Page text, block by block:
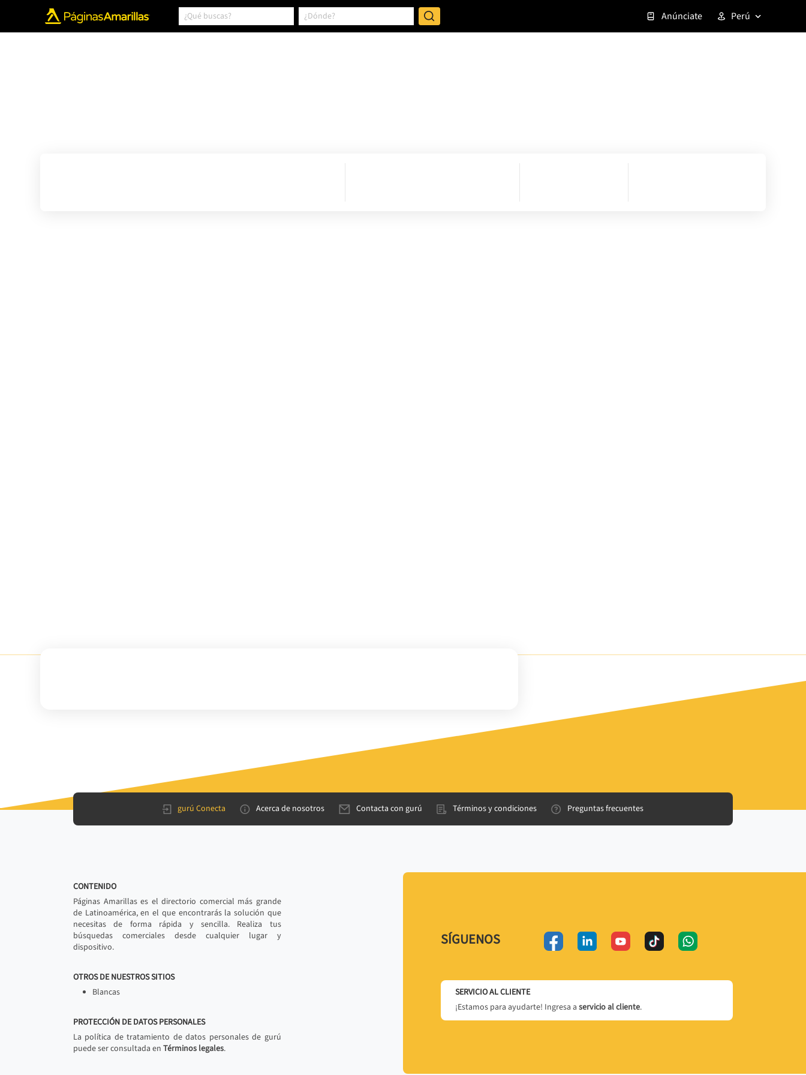
Anúnciate Perú
gurú Conecta Acerca de nosotros Contacta con gurú Términos y condiciones Preguntas frecuentes
CONTENIDO
Páginas Amarillas es el directorio comercial más grande
de Latinoamérica, en el que encontrarás la solución que
necesitas de forma rápida y sencilla. Realiza tus
búsquedas comerciales desde cualquier lugar y
dispositivo.
OTROS DE NUESTROS SITIOS
Blancas
PROTECCIÓN DE DATOS PERSONALES
La política de tratamiento de datos personales de gurú
puede ser consultada en Términos legales.
SÍGUENOS
SERVICIO AL CLIENTE
¡Estamos para ayudarte! Ingresa a servicio al cliente.